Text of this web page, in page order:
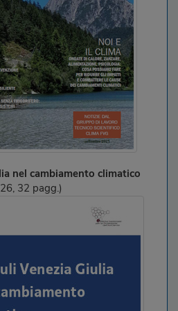
nel cambiamento climatico
32 pagg.)